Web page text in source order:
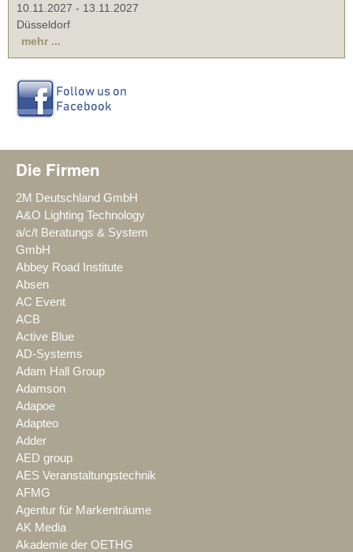
10.11.2027 - 13.11.2027
Düsseldorf
mehr ...
Die Firmen
2M Deutschland GmbH
A&O Lighting Technology
a/c/t Beratungs & System
GmbH
Abbey Road Institute
Absen
AC Event
ACB
Active Blue
AD-Systems
Adam Hall Group
Adamson
Adapoe
Adapteo
Adder
AED group
AES Veranstaltungstechnik
AFMG
Agentur für Markenträume
AK Media
Akademie der OETHG